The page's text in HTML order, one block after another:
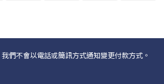
們不會以電話或簡訊方式通知變更付款方式。